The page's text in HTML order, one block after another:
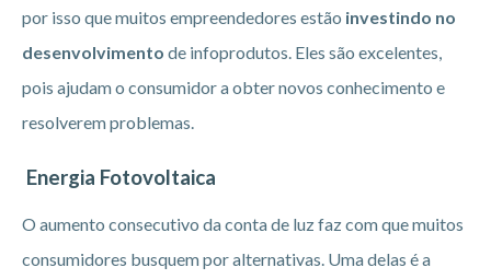
por isso que muitos empreendedores estão investindo no
desenvolvimento de infoprodutos. Eles são excelentes,
pois ajudam o consumidor a obter novos conhecimento e
resolverem problemas.
Energia Fotovoltaica
O aumento consecutivo da conta de luz faz com que muitos
consumidores busquem por alternativas. Uma delas é a